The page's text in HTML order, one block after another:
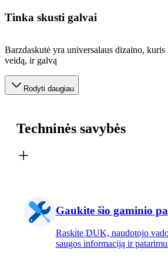
Tinka skusti galvai​
Barzdaskutė yra universalaus dizaino,
veidą, ir galvą
Rodyti daugiau
Techninės savybės
Gaukite šio gaminio
Raskite DUK, naudotojo
saugos informaciją ir